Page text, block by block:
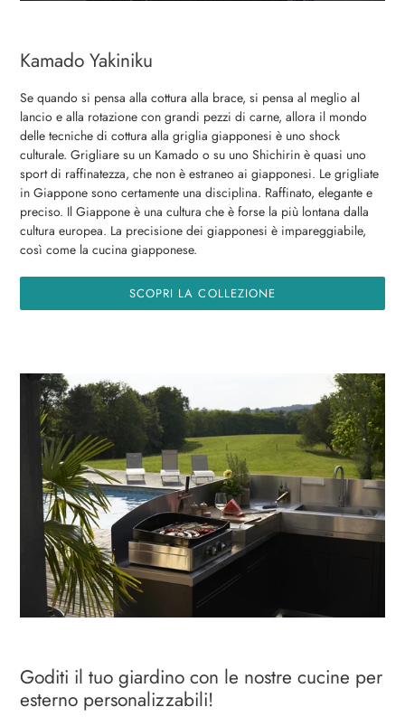
Kamado Yakiniku
Se quando si pensa alla cottura alla brace, si pensa al meglio al
lancio e alla rotazione con grandi pezzi di carne, allora il mondo
delle tecniche di cottura alla griglia giapponesi è uno shock
culturale. Grigliare su un Kamado o su uno Shichirin è quasi uno
sport di raffinatezza, che non è estraneo ai giapponesi. Le grigliate
in Giappone sono certamente una disciplina. Raffinato, elegante e
preciso. Il Giappone è una cultura che è forse la più lontana dalla
cultura europea. La precisione dei giapponesi è impareggiabile,
così come la cucina giapponese.
SCOPRI LA COLLEZIONE
Goditi il tuo giardino con le nostre cucine per
esterno personalizzabili!